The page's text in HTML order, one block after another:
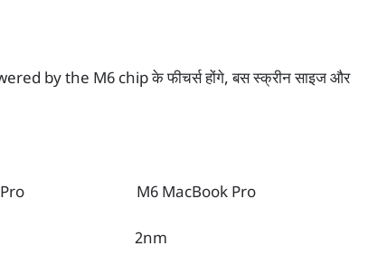
by the M6 chip के फीचर्स होंगे, बस स्क्रीन साइज और
M6 MacBook Pro
2nm